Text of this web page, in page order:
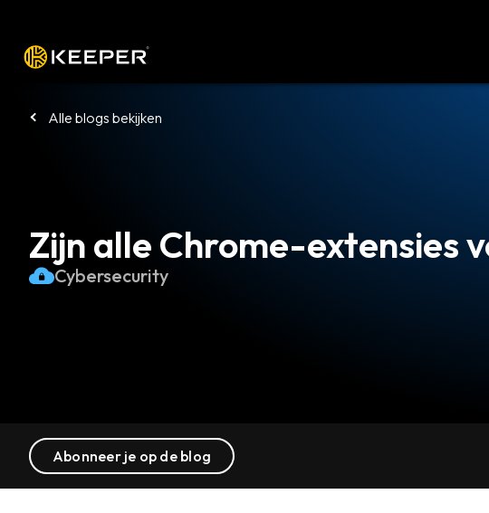
Alle blogs bekijken
Zijn alle Chrome-extensies
Cybersecurity
Abonneer je op de blog